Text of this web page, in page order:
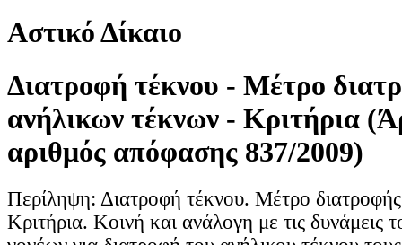
Αστικό Δίκαιο
Διατροφή τέκνου - Μέτρο
ανήλικων τέκνων - Κριτήρια
αριθμός απόφασης 837/2009)
Περίληψη: Διατροφή τέκνου. Μέτρο
Κριτήρια. Κοινή και ανάλογη με τις δυνάμεις